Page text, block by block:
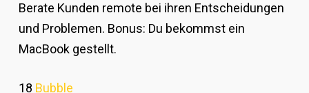
Berate Kunden remote bei ihren Entscheidungen
und Problemen. Bonus: Du bekommst ein
MacBook gestellt.
18 Bubble